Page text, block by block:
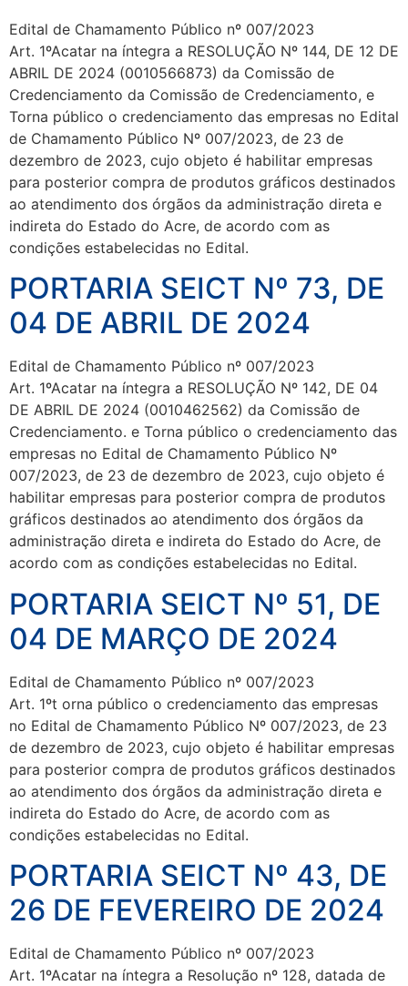
Edital de Chamamento Público nº 007/2023
Art. 1ºAcatar na íntegra a RESOLUÇÃO Nº 144, DE 12 DE
ABRIL DE 2024 (0010566873) da Comissão de
Credenciamento da Comissão de Credenciamento, e
Torna público o credenciamento das empresas no Edital
de Chamamento Público Nº 007/2023, de 23 de
dezembro de 2023, cujo objeto é habilitar empresas
para posterior compra de produtos gráficos destinados
ao atendimento dos órgãos da administração direta e
indireta do Estado do Acre, de acordo com as
condições estabelecidas no Edital.
PORTARIA SEICT Nº 73, DE
04 DE ABRIL DE 2024
Edital de Chamamento Público nº 007/2023
Art. 1ºAcatar na íntegra a RESOLUÇÃO Nº 142, DE 04
DE ABRIL DE 2024 (0010462562) da Comissão de
Credenciamento. e Torna público o credenciamento das
empresas no Edital de Chamamento Público Nº
007/2023, de 23 de dezembro de 2023, cujo objeto é
habilitar empresas para posterior compra de produtos
gráficos destinados ao atendimento dos órgãos da
administração direta e indireta do Estado do Acre, de
acordo com as condições estabelecidas no Edital.
PORTARIA SEICT Nº 51, DE
04 DE MARÇO DE 2024
Edital de Chamamento Público nº 007/2023
Art. 1ºt orna público o credenciamento das empresas
no Edital de Chamamento Público Nº 007/2023, de 23
de dezembro de 2023, cujo objeto é habilitar empresas
para posterior compra de produtos gráficos destinados
ao atendimento dos órgãos da administração direta e
indireta do Estado do Acre, de acordo com as
condições estabelecidas no Edital.
PORTARIA SEICT Nº 43, DE
26 DE FEVEREIRO DE 2024
Edital de Chamamento Público nº 007/2023
Art. 1ºAcatar na íntegra a Resolução nº 128, datada de